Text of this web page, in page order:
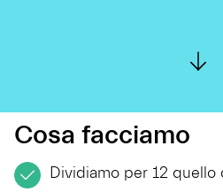
Cosa facciamo
Dividiamo per 12